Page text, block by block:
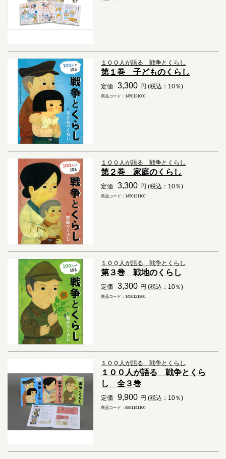
１００人が語る 戦争とくらし
第１巻 子どものくらし
定価 3,300 円 (税込：10％)
商品コード：1450121000
１００人が語る 戦争とくらし
第２巻 家庭のくらし
定価 3,300 円 (税込：10％)
商品コード：1450121100
１００人が語る 戦争とくらし
第３巻 戦地のくらし
定価 3,300 円 (税込：10％)
商品コード：1450121200
１００人が語る 戦争とくらし
１００人が語る 戦争とくら
し 全３巻
定価 9,900 円 (税込：10％)
商品コード：8881141100